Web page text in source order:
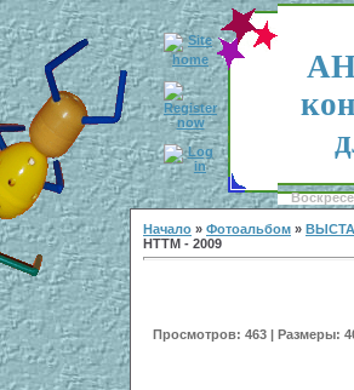
Начало » Фотоальбом »
НТТМ - 2009
Просмотров: 463 | Размеры: